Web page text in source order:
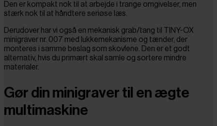
Den er kompakt nok til at arbejde i trange omgivelser, men
stærk nok til at håndtere seriøse læs.
Derudover har vi også en mekanisk grab/tang til TINY-OX
minigraver nr. 007 med lukkemekanisme og tænder, der
monteres i samme beslag som skovlene. Den er et godt
alternativ, hvis du primært skal samle og sortere mindre
materialer.
Gør din minigraver til en ægte
multimaskine